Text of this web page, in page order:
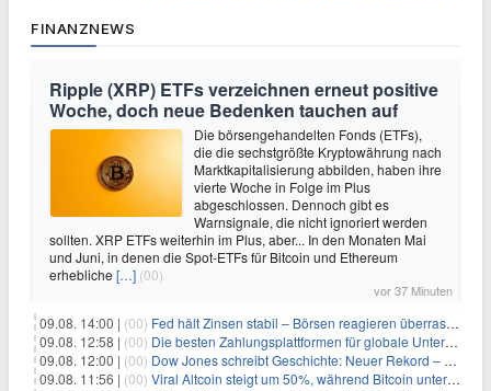
FINANZNEWS
Ripple (XRP) ETFs verzeichnen erneut positive
Woche, doch neue Bedenken tauchen auf
Die börsengehandelten Fonds (ETFs),
die die sechstgrößte Kryptowährung nach
Marktkapitalisierung abbilden, haben ihre
vierte Woche in Folge im Plus
abgeschlossen. Dennoch gibt es
Warnsignale, die nicht ignoriert werden
sollten. XRP ETFs weiterhin im Plus, aber... In den Monaten Mai
und Juni, in denen die Spot-ETFs für Bitcoin und Ethereum
erhebliche […] (00)
vor 37 Minuten
09.08. 14:00 | (00) Fed hält Zinsen stabil – Börsen reagieren überraschend volatil
09.08. 12:58 | (00) Die besten Zahlungsplattformen für globale Unternehmen im Jahr 2026
09.08. 12:00 | (00) Dow Jones schreibt Geschichte: Neuer Rekord – und Amazon knackt die nächste Billionen-Marke
09.08. 11:56 | (00) Viral Altcoin steigt um 50%, während Bitcoin unter $65.000 fällt